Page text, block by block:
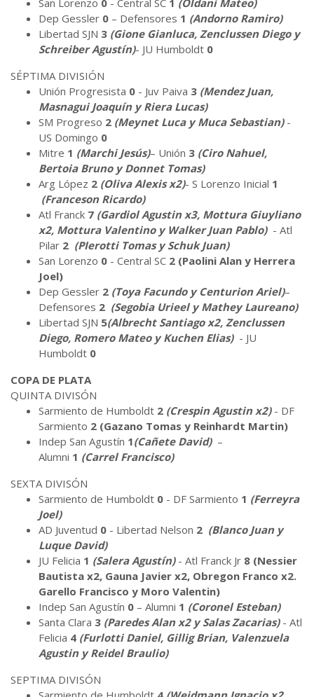
Dep Gessler 0 – Defensores 1 (Andorno Ramiro)
Libertad SJN 3 (Gione Gianluca, Zenclussen Diego y
Schreiber Agustín)- JU Humboldt 0
SÉPTIMA DIVISIÓN
Unión Progresista 0 - Juv Paiva 3 (Mendez Juan,
Masnagui Joaquín y Riera Lucas)
SM Progreso 2 (Meynet Luca y Muca Sebastian) -
US Domingo 0
Mitre 1 (Marchi Jesús)– Unión 3 (Ciro Nahuel,
Bertoia Bruno y Donnet Tomas)
Arg López 2 (Oliva Alexis x2)- S Lorenzo Inicial 1
(Franceson Ricardo)
Atl Franck 7 (Gardiol Agustin x3, Mottura Giuyliano
x2, Mottura Valentino y Walker Juan Pablo) - Atl
Pilar 2 (PIerotti Tomas y Schuk Juan)
San Lorenzo 0 - Central SC 2 (Paolini Alan y Herrera
Joel)
Dep Gessler 2 (Toya Facundo y Centurion Ariel)–
Defensores 2 (Segobia Urieel y Mathey Laureano)
Libertad SJN 5(Albrecht Santiago x2, Zenclussen
Diego, Romero Mateo y Kuchen Elias) - JU
Humboldt 0
COPA DE PLATA
QUINTA DIVISÓN
Sarmiento de Humboldt 2 (Crespin Agustin x2) - DF
Sarmiento 2 (Gazano Tomas y Reinhardt Martin)
Indep San Agustín 1(Cañete David) –
Alumni 1 (Carrel Francisco)
SEXTA DIVISÓN
Sarmiento de Humboldt 0 - DF Sarmiento 1 (Ferreyra
Joel)
AD Juventud 0 - Libertad Nelson 2 (Blanco Juan y
Luque David)
JU Felicia 1 (Salera Agustín) - Atl Franck Jr 8 (Nessier
Bautista x2, Gauna Javier x2, Obregon Franco x2.
Garello Francisco y Moro Valentin)
Indep San Agustín 0 – Alumni 1 (Coronel Esteban)
Santa Clara 3 (Paredes Alan x2 y Salas Zacarias) - Atl
Felicia 4 (Furlotti Daniel, Gillig Brian, Valenzuela
Agustin y Reidel Braulio)
SEPTIMA DIVISÓN